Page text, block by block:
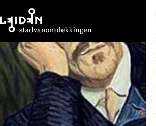
Ga
naar
de
homepage